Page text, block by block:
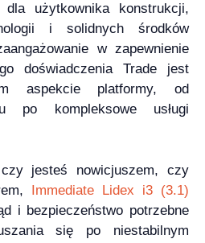
dla użytkownika konstrukcji,
i solidnych środków
w zapewnienie
doświadczenia Trade jest
aspekcie platformy, od
po kompleksowe usługi
jesteś nowicjuszem, czy
Immediate Lidex i3 (3.1)
i bezpieczeństwo potrzebne
się po niestabilnym